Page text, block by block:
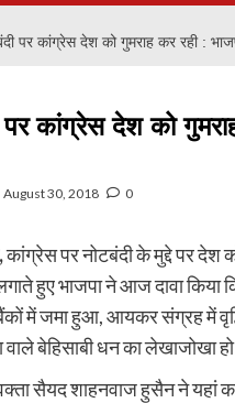
पर कांग्रेस देश को गुमराह कर रही :
पर कांग्रेस देश को
August 30, 2018 0
कांग्रेस पर नोटबंदी के मुद्दे पर देश
हुए भाजपा ने आज दावा किया
में जमा हुआ, आयकर संग्रह में
बेहिसाबी धन का लेखाजोखा
सैयद शाहनवाज हुसैन ने यहां